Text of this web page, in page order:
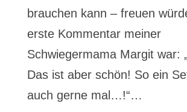
brauchen kann – freuen
erste Kommentar meiner
Schwiegermama Margit war:
Das ist aber schön! So ein
auch gerne mal…!“…